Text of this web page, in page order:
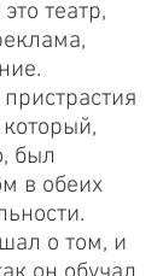
театр,
который,
был
в обеих
о том, и